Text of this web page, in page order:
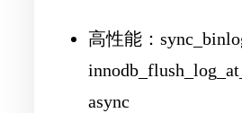
高性能：
async